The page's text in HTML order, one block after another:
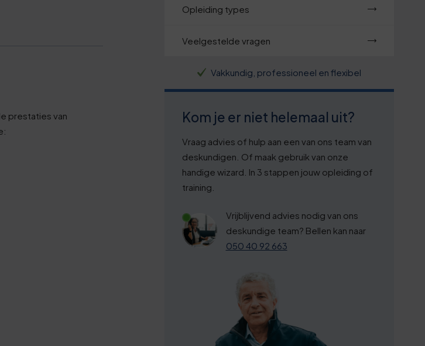
prestaties van
Opleiding types
Veelgestelde vragen
Vakkundig, professioneel en flexibel
Kom je er niet helemaal uit?
Vraag advies of hulp aan een van ons team van
deskundigen. Of maak gebruik van onze
handige wizard. In 3 stappen jouw opleiding of
training.
Vrijblijvend advies nodig van ons
deskundige team? Bellen kan naar
050 40 92 663